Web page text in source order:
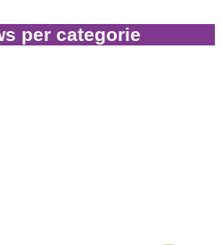
per categorie